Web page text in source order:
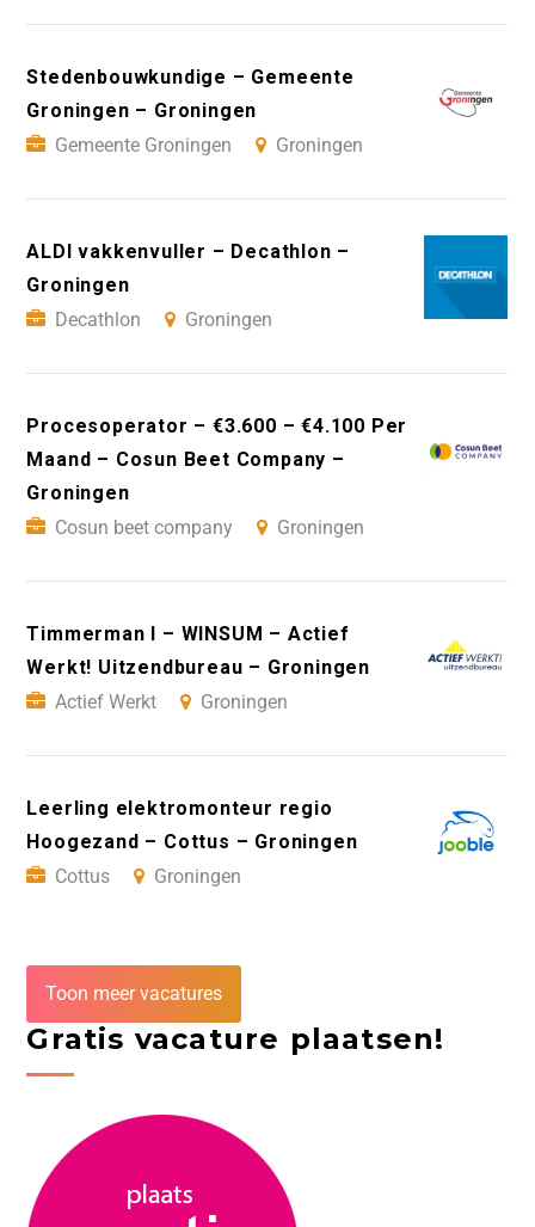
Stedenbouwkundige – Gemeente
Groningen – Groningen
Gemeente Groningen
Groningen
ALDI vakkenvuller – Decathlon –
Groningen
Decathlon
Groningen
Procesoperator – €3.600 – €4.100 Per
Maand – Cosun Beet Company –
Groningen
Cosun beet company
Groningen
Timmerman I – WINSUM – Actief
Werkt! Uitzendbureau – Groningen
Actief Werkt
Groningen
Leerling elektromonteur regio
Hoogezand – Cottus – Groningen
Cottus
Groningen
Toon meer vacatures
Gratis vacature plaatsen!